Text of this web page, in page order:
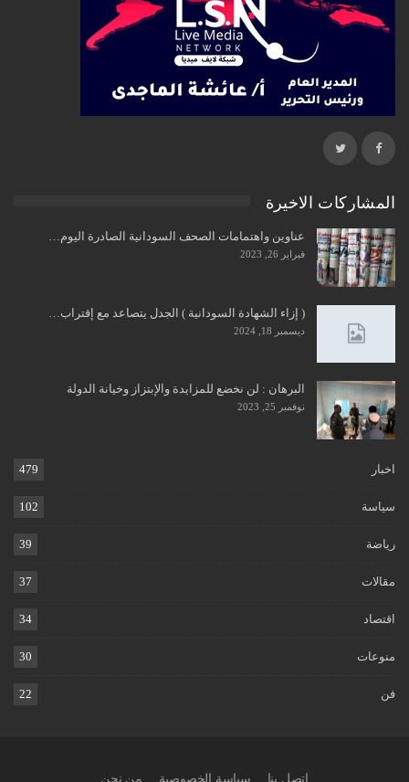
المشاركات الاخيرة
عناوين واهتمامات الصحف السودانية الصادرة اليوم…
فبراير 26, 2023
( إزاء الشهادة السودانية ) الجدل يتصاعد مع إقتراب…
ديسمبر 18, 2024
البرهان : لن نخضع للمزايدة والإبتزاز وخيانة الدولة
نوفمبر 25, 2023
اخبار 479
سياسة 102
رياضة 39
مقالات 37
اقتصاد 34
منوعات 30
فن 22
اتصل بنا سياسة الخصوصية من نحن